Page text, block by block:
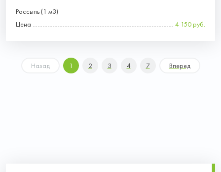
Россыпь (1 м3)
Цена
4 150 руб.
Назад 1 2 3 4 7 Вперед